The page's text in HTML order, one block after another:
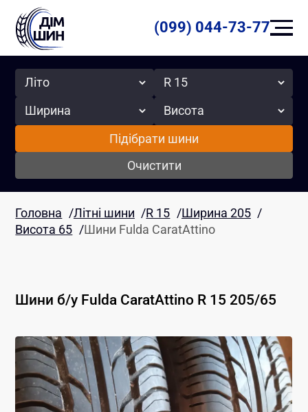
(099) 044-73-77
Сезон Радіус
Ширина Висота
Підібрати шини
Очистити
Головна /Літні шини /R 15 /Ширина 205 /
Висота 65 /Шини Fulda CaratAttino
Шини б/у Fulda CaratAttino R 15 205/65